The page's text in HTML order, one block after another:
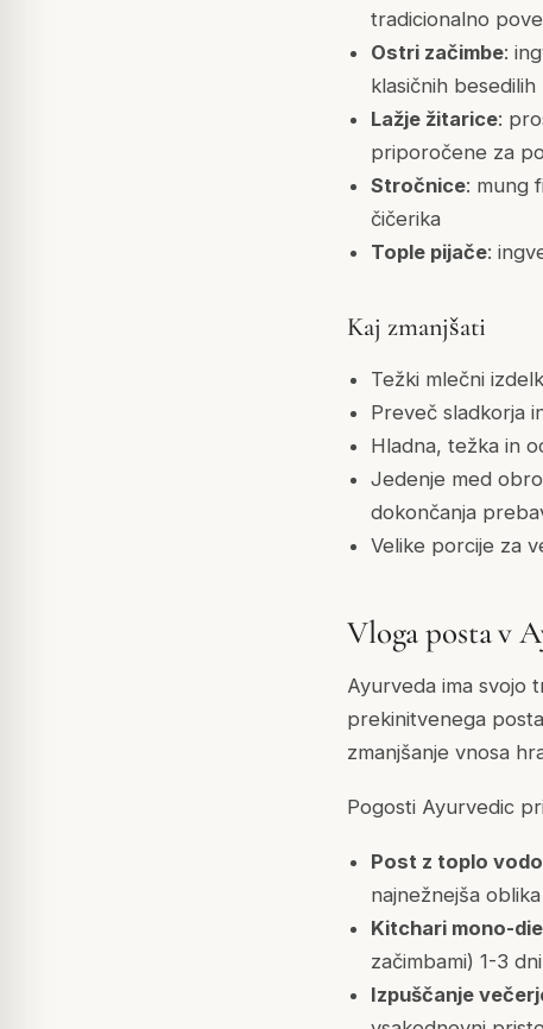
tradicionalno
Ostri začimbe:
klasičnih
Lažje žitarice:
priporočene za
Stročnice: mung
čičerika
Tople pijače:
Kaj zmanjšati
Težki mlečni
Preveč sladkorja
Hladna, težka in
Jedenje med
dokončanja
Velike porcije za
Vloga posta v
Ayurveda ima svojo
prekinitvenega
zmanjšanje vnosa
Pogosti Ayurvedic
Post z toplo vodo
najnežnejša oblika
Kitchari mono-
začimbami) 1-3
Izpuščanje